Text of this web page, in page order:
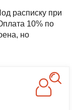
расписку при
10% по
но